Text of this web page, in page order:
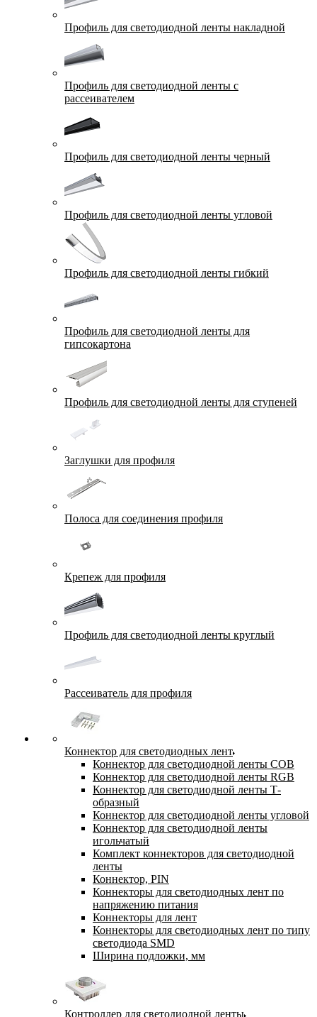
Профиль для светодиодной ленты накладной
Профиль для светодиодной ленты с
рассеивателем
Профиль для светодиодной ленты черный
Профиль для светодиодной ленты угловой
Профиль для светодиодной ленты гибкий
Профиль для светодиодной ленты для
гипсокартона
Профиль для светодиодной ленты для ступеней
Заглушки для профиля
Полоса для соединения профиля
Крепеж для профиля
Профиль для светодиодной ленты круглый
Рассеиватель для профиля
Коннектор для светодиодных лент
Коннектор для светодиодной ленты COB
Коннектор для светодиодной ленты RGB
Коннектор для светодиодной ленты Т-
образный
Коннектор для светодиодной ленты угловой
Коннектор для светодиодной ленты
игольчатый
Комплект коннекторов для светодиодной
ленты
Коннектор, PIN
Коннекторы для светодиодных лент по
напряжению питания
Коннекторы для лент
Коннекторы для светодиодных лент по типу
светодиода SMD
Ширина подложки, мм
Контроллер для светодиодной ленты